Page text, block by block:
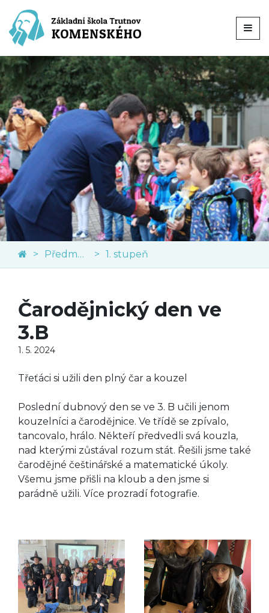
Předměty 1. stupeň
Čarodějnický den ve
3.B
1. 5. 2024
Třeťáci si užili den plný čar a kouzel
Poslední dubnový den se ve 3. B učili jenom
kouzelníci a čarodějnice. Ve třídě se zpívalo,
tancovalo, hrálo. Někteří předvedli svá kouzla,
nad kterými zůstával rozum stát. Řešili jsme také
čarodějné češtinářské a matematické úkoly.
Všemu jsme přišli na kloub a den jsme si
parádně užili. Více prozradí fotografie.